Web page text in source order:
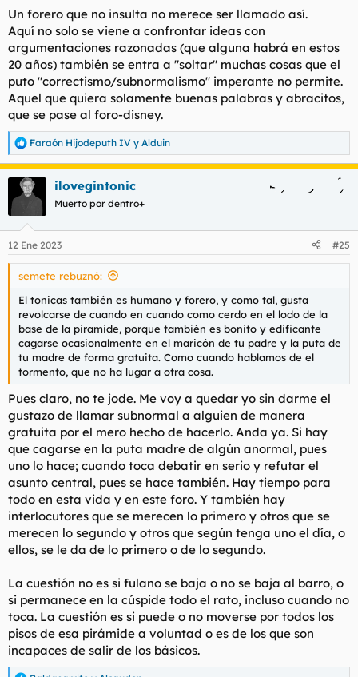
:
Un forero que no insulta no merece ser llamado así.
Aquí no solo se viene a confrontar ideas con
argumentaciones razonadas (que alguna habrá en estos
20 años) también se entra a "soltar" muchas cosas que el
puto "correctismo/subnormalismo" imperante no permite.
Aquel que quiera solamente buenas palabras y abracitos,
que se pase al foro-disney.
R
e
a
c
e
s
Faraón Hijodeputh IV y Alduin
ilovegintonic
Muerto por dentro+
12 Ene 2023 #25
semete rebuznó:
El tonicas también es humano y forero, y como tal, gusta
revolcarse de cuando en cuando como cerdo en el lodo de la
base de la piramide, porque también es bonito y edificante
cagarse ocasionalmente en el maricón de tu padre y la puta de
tu madre de forma gratuita. Como cuando hablamos de el
tormento, que no ha lugar a otra cosa.
Pues claro, no te jode. Me voy a quedar yo sin darme el
gustazo de llamar subnormal a alguien de manera
gratuita por el mero hecho de hacerlo. Anda ya. Si hay
que cagarse en la puta madre de algún anormal, pues
uno lo hace; cuando toca debatir en serio y refutar el
asunto central, pues se hace también. Hay tiempo para
todo en esta vida y en este foro. Y también hay
interlocutores que se merecen lo primero y otros que se
merecen lo segundo y otros que según tenga uno el día, o
ellos, se le da de lo primero o de lo segundo.
La cuestión no es si fulano se baja o no se baja al barro, o
si permanece en la cúspide todo el rato, incluso cuando no
toca. La cuestión es si puede o no moverse por todos los
pisos de esa pirámide a voluntad o es de los que son
incapaces de salir de los básicos.